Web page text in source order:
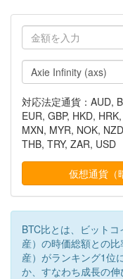
対応法定通貨：AUD,
EUR, GBP, HKD,
MXN, MYR, NOK,
THB, TRY, ZAR, USD
BTC比とは、ビット
産）の時価総額との
産）がランキング1位
か、すなわち成長の伸